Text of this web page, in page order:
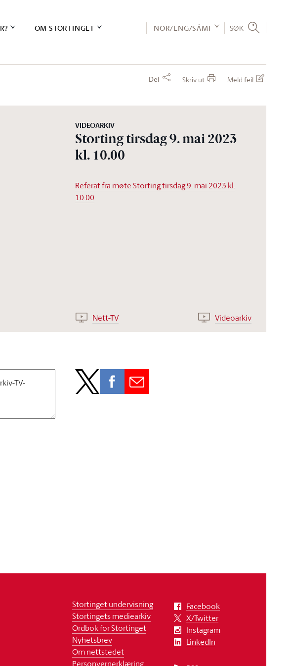
OM STORTINGET NOR/ENG/SÁMI SØK
Del Skriv ut Meld feil
VIDEOARKIV
Storting tirsdag 9. mai 2023
kl. 10.00
Referat fra møte Storting tirsdag 9. mai 2023 kl.
10.00
Nett-TV Videoarkiv
Stortinget undervisning
Stortingets mediearkiv
Ordbok for Stortinget
Nyhetsbrev
Om nettstedet
Personvernerklæring
Facebook
X/Twitter
Instagram
LinkedIn